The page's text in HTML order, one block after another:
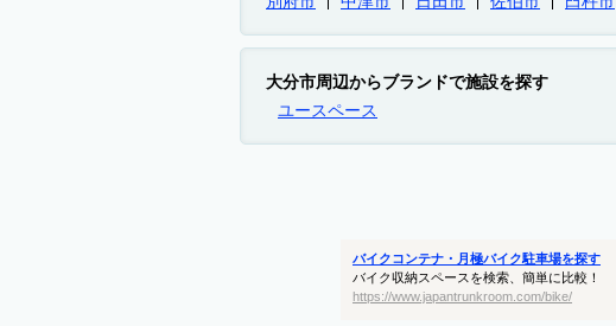
大分市周辺からブランドで施設を探す
ユースペース
バイクコンテナ・月極バイク駐車場を探す
バイク収納スペースを検索、簡単に比較！
https://www.japantrunkroom.com/bike/